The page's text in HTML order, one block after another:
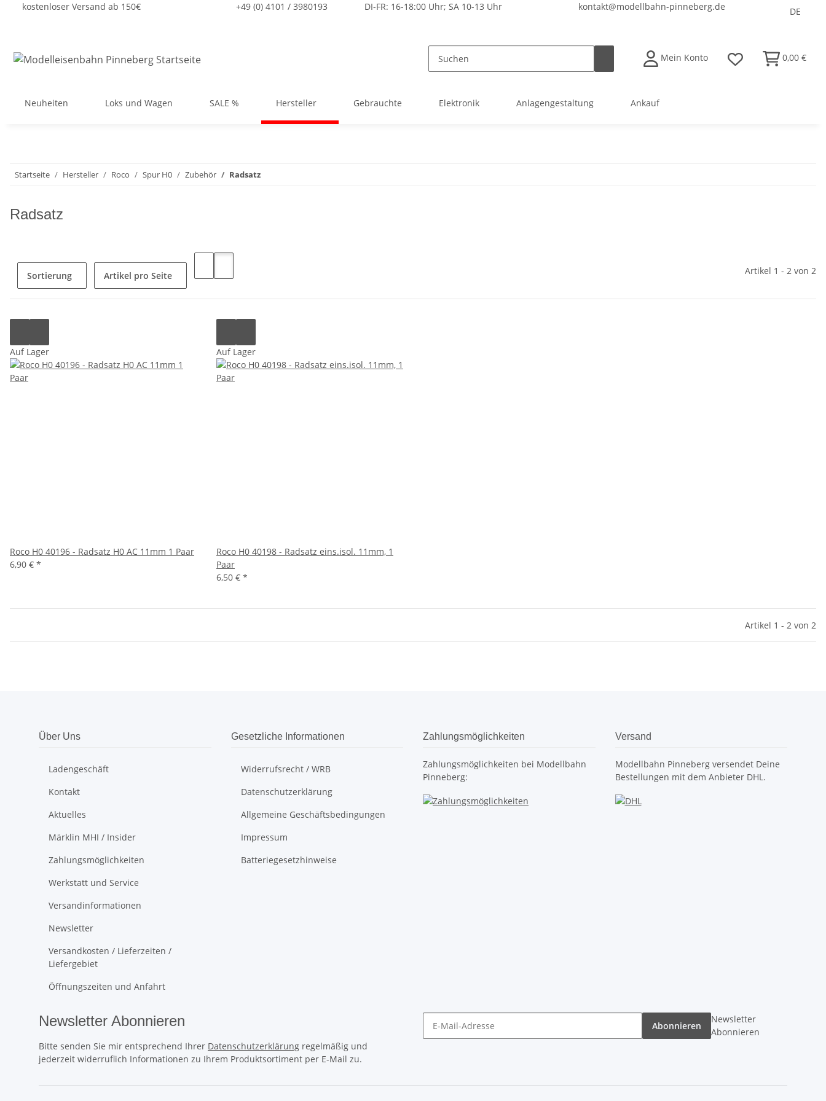
DE
kostenloser Versand ab 150€ +49 (0) 4101 / 3980193 DI-FR: 16-18:00 Uhr; SA 10-13 Uhr kontakt@modellbahn-pinneberg.de
Mein Konto 0,00 €
Neuheiten Loks und Wagen SALE % Hersteller Gebrauchte Elektronik Anlagengestaltung Ankauf
Startseite Hersteller Roco Spur H0 Zubehör Radsatz
Radsatz
Sortierung Artikel pro Seite Artikel 1 - 2 von 2
Auf Lager
Roco H0 40196 - Radsatz H0 AC 11mm 1 Paar
6,90 € *
Auf Lager
Roco H0 40198 - Radsatz eins.isol. 11mm, 1
Paar
6,50 € *
Artikel 1 - 2 von 2
Über Uns
Ladengeschäft
Kontakt
Aktuelles
Märklin MHI / Insider
Zahlungsmöglichkeiten
Werkstatt und Service
Versandinformationen
Newsletter
Versandkosten / Lieferzeiten /
Liefergebiet
Öffnungszeiten und Anfahrt
Gesetzliche Informationen
Widerrufsrecht / WRB
Datenschutzerklärung
Allgemeine Geschäftsbedingungen
Impressum
Batteriegesetzhinweise
Zahlungsmöglichkeiten
Zahlungsmöglichkeiten bei Modellbahn
Pinneberg:
Versand
Modellbahn Pinneberg versendet Deine
Bestellungen mit dem Anbieter DHL.
Newsletter Abonnieren
Bitte senden Sie mir entsprechend Ihrer Datenschutzerklärung regelmäßig und
jederzeit widerruflich Informationen zu Ihrem Produktsortiment per E-Mail zu.
Abonnieren
Newsletter
Abonnieren